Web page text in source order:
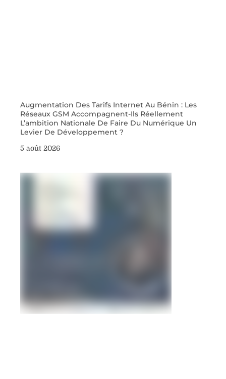
Augmentation Des Tarifs Internet Au Bénin : Les
Réseaux GSM Accompagnent-Ils Réellement
L’ambition Nationale De Faire Du Numérique Un
Levier De Développement ?
5 août 2026